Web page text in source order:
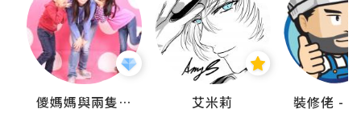
儍媽媽與兩隻小魔怪之家 艾米莉